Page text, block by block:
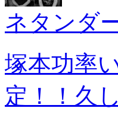
ネタンダ
塚本功率
定！！久